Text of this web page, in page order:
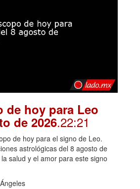
de hoy para Leo
de 2026.22:21
de hoy para el signo de Leo.
astrológicas del 8 agosto de
salud y el amor para este signo